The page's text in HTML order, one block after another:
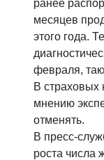
ранее
месяцев
этого года.
февраля,
В страховых
мнению
отменять.
В пресс-
роста числа